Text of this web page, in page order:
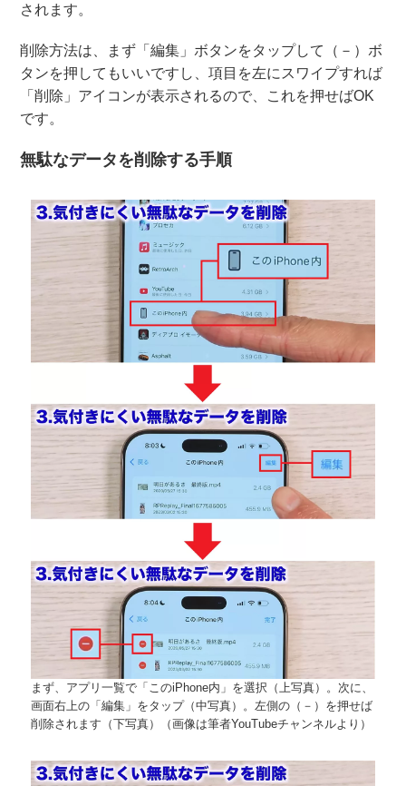
されます。
削除方法は、まず「編集」ボタンをタップして（－）ボ
タンを押してもいいですし、項目を左にスワイプすれば
「削除」アイコンが表示されるので、これを押せばOK
です。
無駄なデータを削除する手順
まず、アプリ一覧で「このiPhone内」を選択（上写真）。次に、
画面右上の「編集」をタップ（中写真）。左側の（－）を押せば
削除されます（下写真）（画像は筆者YouTubeチャンネルより）